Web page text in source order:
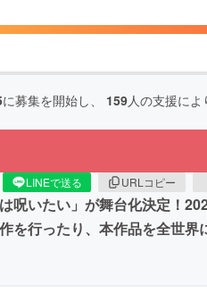
に募集を開始し、 159人の支援によ
LINEで送る URLコピー
呪いたい」が舞台化決定！
を行ったり、本作品を全世